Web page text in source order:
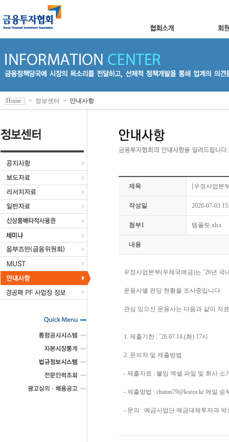
Home > 정보센터 > 안내사항
제목 [우정사업본
작성일 2026-07-03
첨부1 템플릿.xlsx
내용
우정사업본부(우체국예금)는 `26년 국
운용사별 펀딩 현황을 조사중입니다.
관심 있으신 운용사는 다음과 같이 자
1. 제출기한 : `26.07.14.(화) 17시
2. 문의처 및 제출방법
- 제출자료 : 붙임 엑셀 파일 및 회사 소
- 제출방법 : channi79@korea.kr 메일 송
- 문의 : 예금사업단 예금대체투자과 박